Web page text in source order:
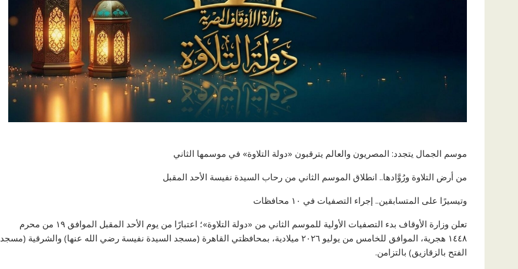
موسم الجمال يتجدد: المصريون والعالم يترقبون «دولة التلاوة» في موسمها الثاني
من أرض التلاوة ورُوَّادها.. انطلاق الموسم الثاني من رحاب السيدة نفيسة الأحد المقبل
وتيسيرًا على المتسابقين.. إجراء التصفيات في ١٠ محافظات
تعلن وزارة الأوقاف بدء التصفيات الأولية للموسم الثاني من «دولة التلاوة»؛ اعتبارًا من يوم الأحد المقبل الموافق ١٩ من محرم
١٤٤٨ هجرية، الموافق للخامس من يوليو ٢٠٢٦ ميلادية، بمحافظتي القاهرة (مسجد السيدة نفيسة رضي الله عنها) والشرقية (مسجد
الفتح بالزقازيق) بالتزامن.